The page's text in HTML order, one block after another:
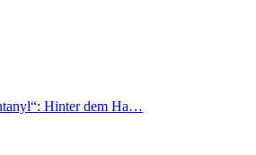
Hinter dem Ha…